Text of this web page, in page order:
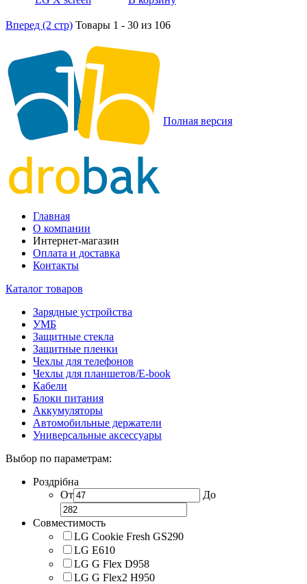
Вперед (2 стр) Товары 1 - 30 из 106
Полная версия
Главная
О компании
Интернет-магазин
Оплата и доставка
Контакты
Каталог товаров
Зарядные устройства
УМБ
Защитные стекла
Защитные пленки
Чехлы для телефонов
Чехлы для планшетов/E-book
Кабели
Блоки питания
Аккумуляторы
Автомобильные держатели
Универсальные аксессуары
Выбор по параметрам:
Роздрібна
От
До
Совместимость
LG Cookie Fresh GS290
LG E610
LG G Flex D958
LG G Flex2 H950